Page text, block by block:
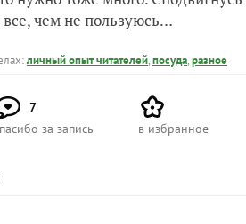
чем не пользуюсь…
личный опыт читателей,посуда,разное
7
за запись
в избранное